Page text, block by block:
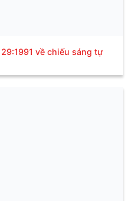
về chiếu sáng tự